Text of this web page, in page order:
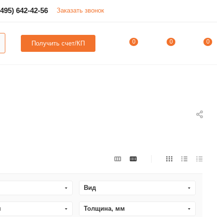
+7 (495) 642-42-56 Заказать звонок
Получить счет/КП 0 0 0
Вид
Толщина, мм